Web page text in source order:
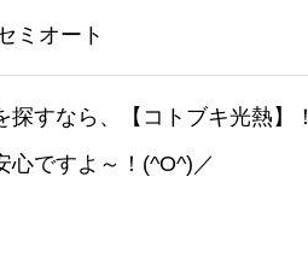
ミオート
すなら、【コトブキ光熱】！
心ですよ～！(^O^)／